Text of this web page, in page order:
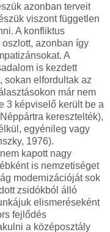
azonban terveit
viszont független
A konfliktus
azonban így
A
is kezdett
sokan elfordultak az
már nem
3 képviselő került be a
keresztelték),
egyénileg vagy
1976).
kapott nagy
is nemzetiséget
modernizációját sok
zsidókból álló
elismeréseként
fejlődés
a középosztály